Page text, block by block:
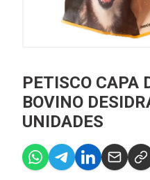
PETISCO CAPA
BOVINO
UNIDADES